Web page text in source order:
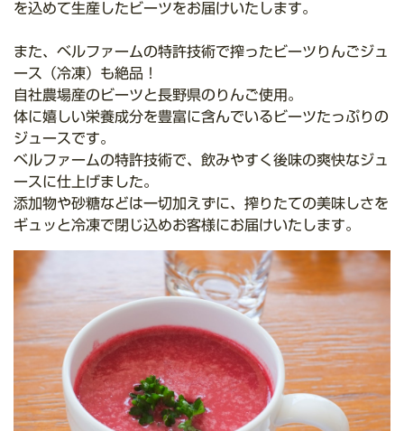
を込めて生産したビーツをお届けいたします。
また、ベルファームの特許技術で搾ったビーツりんごジュ
ース（冷凍）も絶品！
自社農場産のビーツと長野県のりんご使用。
体に嬉しい栄養成分を豊富に含んでいるビーツたっぷりの
ジュースです。
ベルファームの特許技術で、飲みやすく後味の爽快なジュ
ースに仕上げました。
添加物や砂糖などは一切加えずに、搾りたての美味しさを
ギュッと冷凍で閉じ込めお客様にお届けいたします。